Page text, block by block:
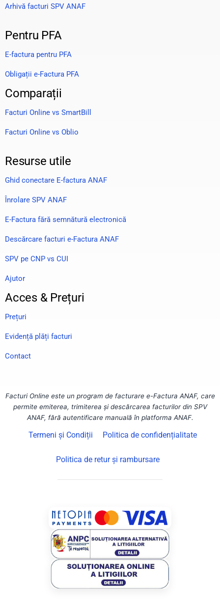
Arhivă facturi SPV ANAF
Pentru PFA
E-factura pentru PFA
Obligații e-Factura PFA
Comparații
Facturi Online vs SmartBill
Facturi Online vs Oblio
Resurse utile
Ghid conectare E-factura ANAF
Înrolare SPV ANAF
E-Factura fără semnătură electronică
Descărcare facturi e-Factura ANAF
SPV pe CNP vs CUI
Ajutor
Acces & Prețuri
Prețuri
Evidență plăți facturi
Contact
Facturi Online este un program de facturare e-Factura ANAF, care
permite emiterea, trimiterea și descărcarea facturilor din SPV
ANAF, fără autentificare manuală în platforma ANAF.
Termeni și Condiții Politica de confidențialitate
Politica de retur și rambursare